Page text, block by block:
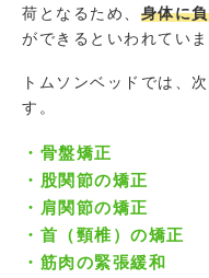
荷となるため、 身体に
ができるといわれていま
トムソンベッドでは、
す。
・骨盤矯正
・股関節の矯正
・肩関節の矯正
・首（頸椎）の矯正
・筋肉の緊張緩和